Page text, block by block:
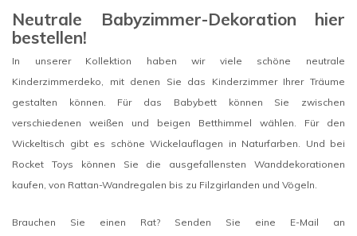
Neutrale Babyzimmer-Dekoration hier
bestellen!
In unserer Kollektion haben wir viele schöne neutrale
Kinderzimmerdeko, mit denen Sie das Kinderzimmer Ihrer Träume
gestalten können. Für das Babybett können Sie zwischen
verschiedenen weißen und beigen Betthimmel wählen. Für den
Wickeltisch gibt es schöne Wickelauflagen in Naturfarben. Und bei
Rocket Toys können Sie die ausgefallensten Wanddekorationen
kaufen, von Rattan-Wandregalen bis zu Filzgirlanden und Vögeln.
Brauchen Sie einen Rat? Senden Sie eine E-Mail an